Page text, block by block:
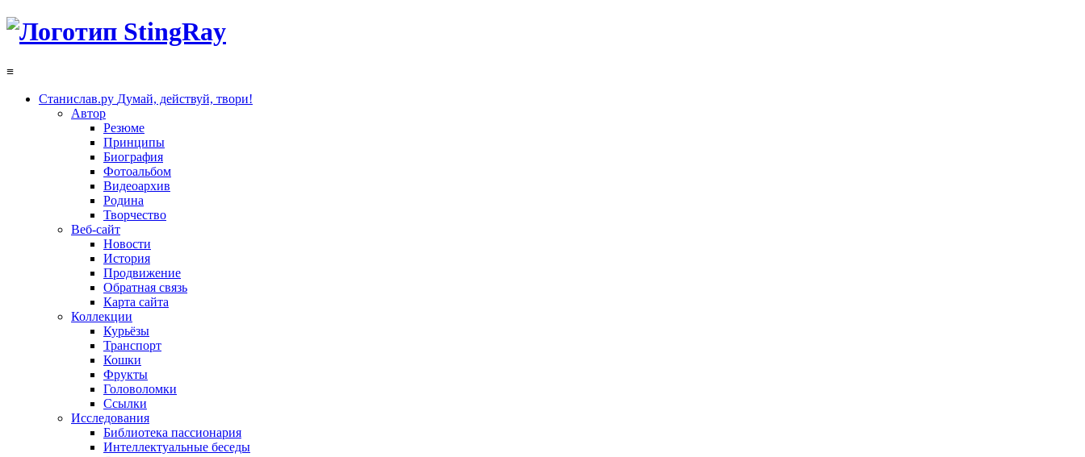
≡
Станислав.ру Думай, действуй, твори!
Автор
Резюме
Принципы
Биография
Фотоальбом
Видеоархив
Родина
Творчество
Веб-сайт
Новости
История
Продвижение
Обратная связь
Карта сайта
Коллекции
Курьёзы
Транспорт
Кошки
Фрукты
Головоломки
Ссылки
Исследования
Библиотека пассионария
Интеллектуальные беседы